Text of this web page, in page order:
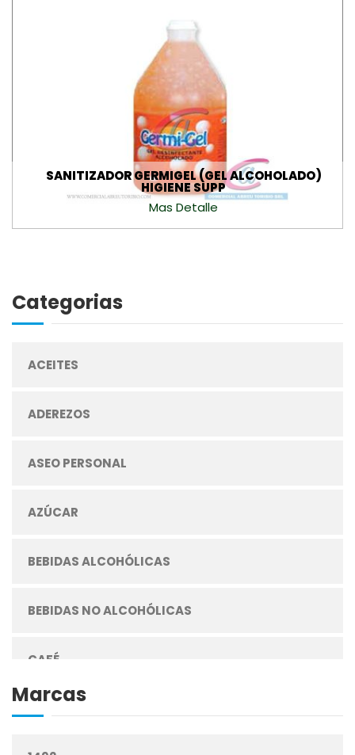
SANITIZADOR GERMIGEL (GEL ALCOHOLADO)
HIGIENE SUPP
Mas Detalle
Categorias
ACEITES
ADEREZOS
ASEO PERSONAL
AZÚCAR
BEBIDAS ALCOHÓLICAS
BEBIDAS NO ALCOHÓLICAS
CAFÉ
Marcas
Correo Electrónico
Acepto recibir comunicaciones comerciales